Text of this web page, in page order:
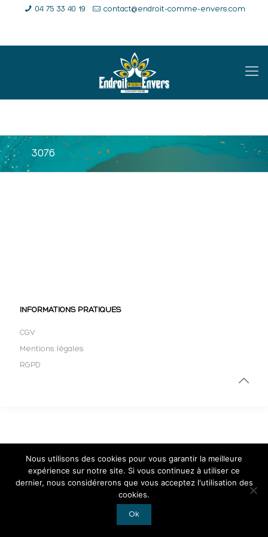
04 75 33 40 19 contact@endroit-comme-envers.com
3076
INFORMATIONS PRATIQUES
CGV
Mentions légales
RGPD
Nous utilisons des cookies pour vous garantir la meilleure
expérience sur notre site. Si vous continuez à utiliser ce
dernier, nous considérerons que vous acceptez l'utilisation des
cookies.
Ok